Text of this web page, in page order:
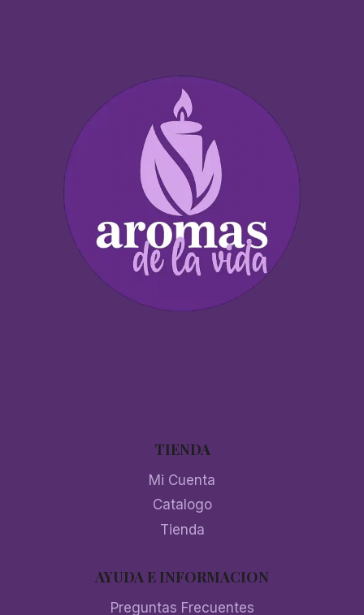
TIENDA
Mi Cuenta
Catalogo
Tienda
AYUDA E INFORMACION
Preguntas Frecuentes